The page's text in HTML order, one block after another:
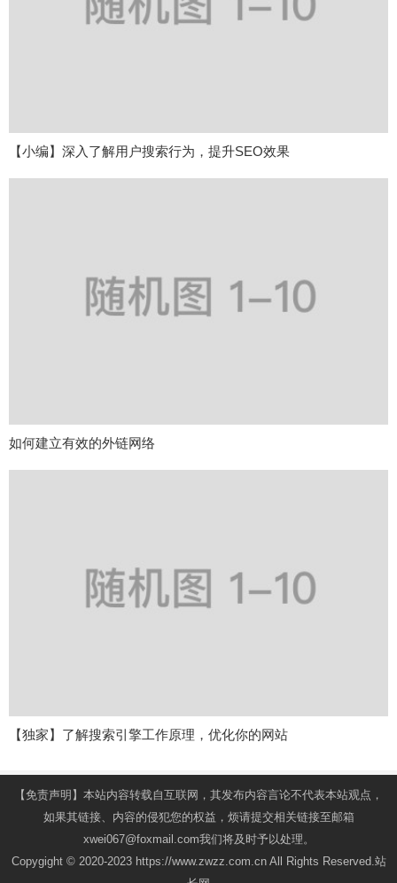
【小编】深入了解用户搜索行为，提升SEO效果
如何建立有效的外链网络
【独家】了解搜索引擎工作原理，优化你的网站
【免责声明】本站内容转载自互联网，其发布内容言论不代表本站观点，
如果其链接、内容的侵犯您的权益，烦请提交相关链接至邮箱
xwei067@foxmail.com我们将及时予以处理。
Copygight © 2020-2023 https://www.zwzz.com.cn All Rights Reserved.站